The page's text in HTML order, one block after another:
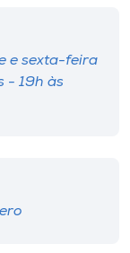
e sexta-feira
- 19h às